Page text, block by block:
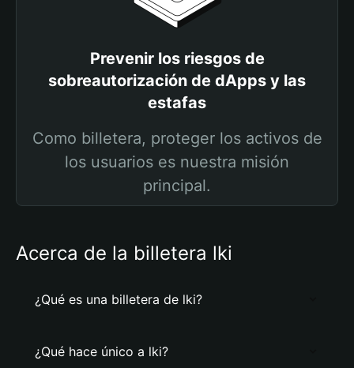
Prevenir los riesgos de
sobreautorización de dApps y las
estafas
Como billetera, proteger los activos de
los usuarios es nuestra misión
principal.
Acerca de la billetera lki
¿Qué es una billetera de lki?
¿Qué hace único a lki?